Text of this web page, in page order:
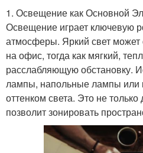
1. Освещение как Основной
Освещение играет ключевую
атмосферы. Яркий свет может
на офис, тогда как мягкий,
расслабляющую обстановку.
лампы, напольные лампы или
оттенком света. Это не
позволит зонировать